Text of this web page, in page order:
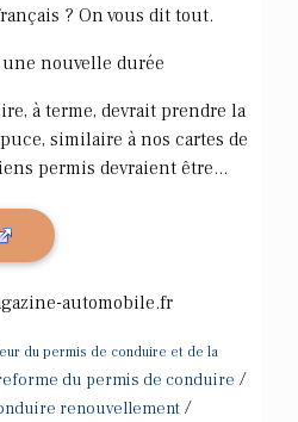
? On vous dit tout.
nouvelle durée
à terme, devrait prendre la
similaire à nos cartes de
permis devraient être...
automobile.fr
du permis de conduire et de la
du permis de conduire /
renouvellement /